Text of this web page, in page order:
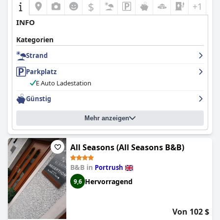
hervorragende Lage, exzellente Unterkünfte, hohe
Sauberkeitsstandards, außergewöhnliche gastronomische
Angebote und einen hervorragenden Service, um Besuchern,
die die atemberaubenden Küstengebiete Nordirlands erkunden,
einen unvergesslichen Aufenthalt zu bieten.
$ +1
INFO
Kategorien
Strand
Parkplatz
E Auto Ladestation
Günstig
Mehr anzeigen
All Seasons (All Seasons B&B)
B&B in Portrush
9,6 Hervorragend
Von 102 $